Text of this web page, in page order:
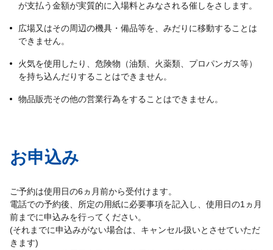
が支払う金額が実質的に入場料とみなされる催しをさします。
広場又はその周辺の機具・備品等を、みだりに移動することは
できません。
火気を使用したり、危険物（油類、火薬類、プロパンガス等）
を持ち込んだりすることはできません。
物品販売その他の営業行為をすることはできません。
お申込み
ご予約は使用日の6ヵ月前から受付けます。
電話での予約後、所定の用紙に必要事項を記入し、使用日の1ヵ月
前までに申込みを行ってください。
(それまでに申込みがない場合は、キャンセル扱いとさせていただ
きます)